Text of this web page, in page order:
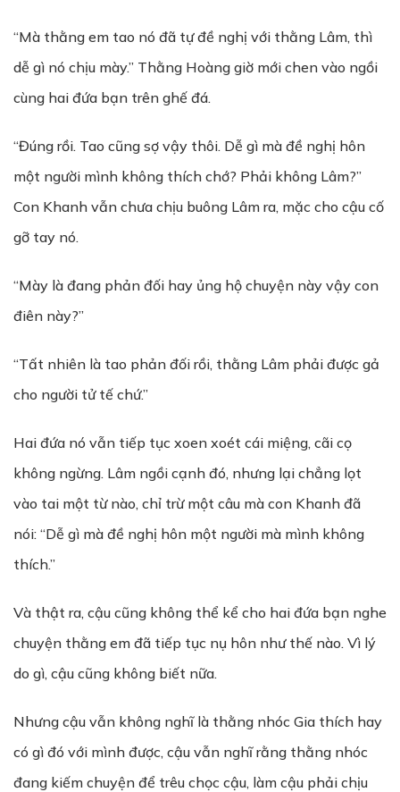
“Mà thằng em tao nó đã tự đề nghị với thằng Lâm, thì
dễ gì nó chịu mày.” Thằng Hoàng giờ mới chen vào ngồi
cùng hai đứa bạn trên ghế đá.
“Đúng rồi. Tao cũng sợ vậy thôi. Dễ gì mà đề nghị hôn
một người mình không thích chớ? Phải không Lâm?”
Con Khanh vẫn chưa chịu buông Lâm ra, mặc cho cậu cố
gỡ tay nó.
“Mày là đang phản đối hay ủng hộ chuyện này vậy con
điên này?”
“Tất nhiên là tao phản đối rồi, thằng Lâm phải được gả
cho người tử tế chứ.”
Hai đứa nó vẫn tiếp tục xoen xoét cái miệng, cãi cọ
không ngừng. Lâm ngồi cạnh đó, nhưng lại chẳng lọt
vào tai một từ nào, chỉ trừ một câu mà con Khanh đã
nói: “Dễ gì mà đề nghị hôn một người mà mình không
thích.”
Và thật ra, cậu cũng không thể kể cho hai đứa bạn nghe
chuyện thằng em đã tiếp tục nụ hôn như thế nào. Vì lý
do gì, cậu cũng không biết nữa.
Nhưng cậu vẫn không nghĩ là thằng nhóc Gia thích hay
có gì đó với mình được, cậu vẫn nghĩ rằng thằng nhóc
đang kiếm chuyện để trêu chọc cậu, làm cậu phải chịu